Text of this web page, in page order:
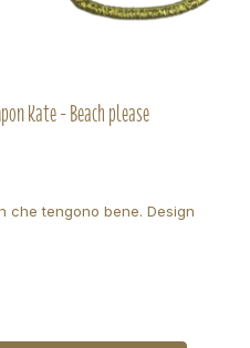
Kate - Beach please
che tengono bene. Design